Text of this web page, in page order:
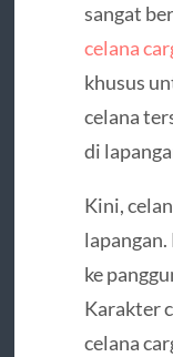
sangat
celana
khusus
celana
di
Kini,
ke
Karakter
celana